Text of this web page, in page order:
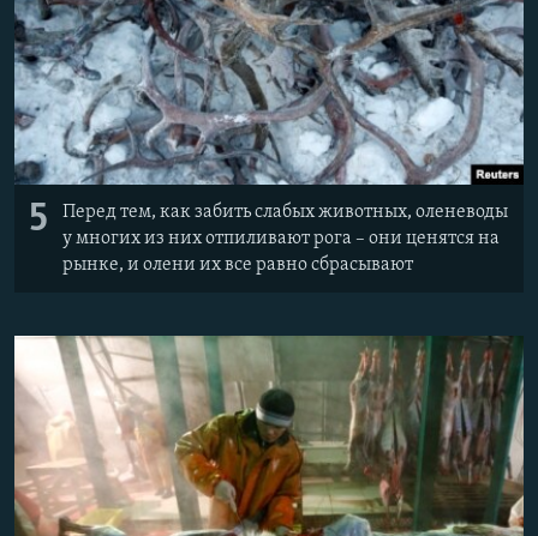
5
Перед тем, как забить слабых животных, оленеводы
у многих из них отпиливают рога – они ценятся на
рынке, и олени их все равно сбрасывают